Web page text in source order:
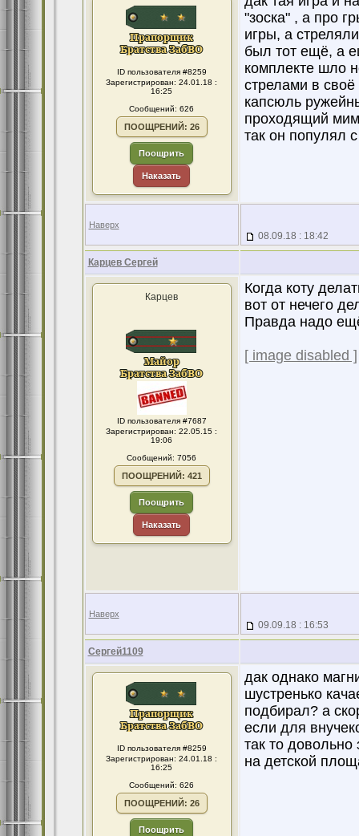
ID пользователя #8259
Зарегистрирован: 24.01.18 :
16:25
Сообщений: 626
ПООЩРЕНИЙ: 26
Поощрить
Наказать
"зоска" , а про
игры, а
был тот ещё, а
комплекте шло
стрелами в
капсюль
проходящий
так он популял
Наверх
08.09.18 : 18:42
Карцев Сергей
Карцев
ID пользователя #7687
Зарегистрирован: 22.05.15 :
19:06
Сообщений: 7056
ПООЩРЕНИЙ: 421
Поощрить
Наказать
Когда коту
вот от нечего
Правда надо
[ image disabled ]
Наверх
09.09.18 : 16:53
Сергей1109
ID пользователя #8259
Зарегистрирован: 24.01.18 :
16:25
Сообщений: 626
ПООЩРЕНИЙ: 26
Поощрить
дак однако
шустренько
подбирал? а
если для
так то довольно
на детской